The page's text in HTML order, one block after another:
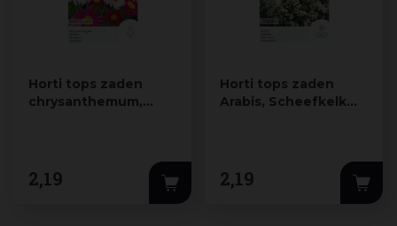
Horti tops zaden
chrysanthemum,
2,19
Horti tops zaden
Arabis, Scheefkelk
2,19